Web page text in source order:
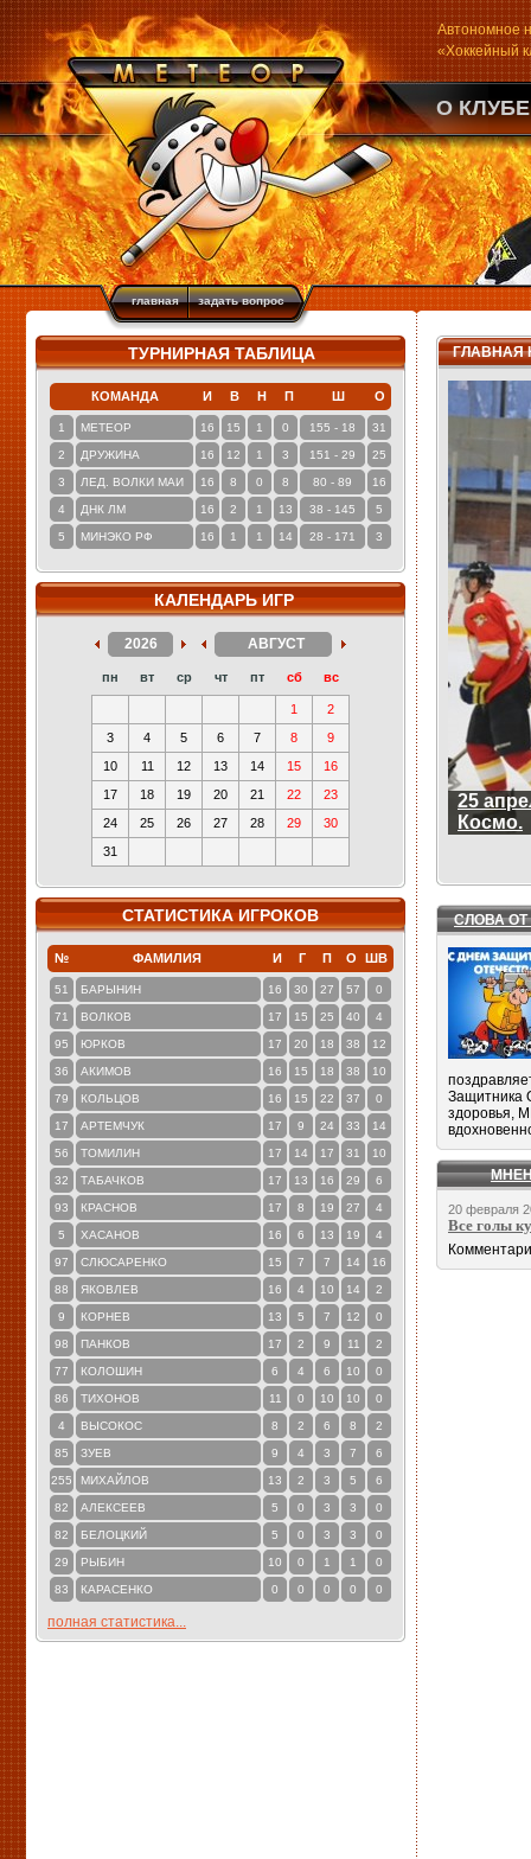
Автономное
«Хоккейный
О КЛУБЕ
главная задать вопрос
ТУРНИРНАЯ ТАБЛИЦА
КОМАНДА И В Н П Ш О
1 МЕТЕОР 16 15 1 0 155 - 18 31
2 ДРУЖИНА 16 12 1 3 151 - 29 25
3 ЛЕД. ВОЛКИ МАИ 16 8 0 8 80 - 89 16
4 ДНК ЛМ 16 2 1 13 38 - 145 5
5 МИНЭКО РФ 16 1 1 14 28 - 171 3
КАЛЕНДАРЬ ИГР
2026 АВГУСТ
пн вт ср чт пт сб вс
1
2
3
4 5 6 7 8
9
10
11 12 13 14 15
16
17
18 19 20 21 22
23
24
25 26 27 28 29
30
31
СТАТИСТИКА ИГРОКОВ
№ ФАМИЛИЯ И Г П О ШВ
51 БАРЫНИН 16 30 27 57 0
71 ВОЛКОВ 17 15 25 40 4
95 ЮРКОВ 17 20 18 38 12
36 АКИМОВ 16 15 18 38 10
79 КОЛЬЦОВ 16 15 22 37 0
17 АРТЕМЧУК 17 9 24 33 14
56 ТОМИЛИН 17 14 17 31 10
32 ТАБАЧКОВ 17 13 16 29 6
93 КРАСНОВ 17 8 19 27 4
5 ХАСАНОВ 16 6 13 19 4
97 СЛЮСАРЕНКО 15 7 7 14 16
88 ЯКОВЛЕВ 16 4 10 14 2
9 КОРНЕВ 13 5 7 12 0
98 ПАНКОВ 17 2 9 11 2
77 КОЛОШИН 6 4 6 10 0
86 ТИХОНОВ 11 0 10 10 0
4 ВЫСОКОС 8 2 6 8 2
85 ЗУЕВ 9 4 3 7 6
255 МИХАЙЛОВ 13 2 3 5 6
82 АЛЕКСЕЕВ 5 0 3 3 0
82 БЕЛОЦКИЙ 5 0 3 3 0
29 РЫБИН 10 0 1 1 0
83 КАРАСЕНКО 0 0 0 0 0
полная статистика...
ГЛАВНАЯ
25
Космо.
СЛОВА
Защитника
здоровья,
20 февраля
Все голы